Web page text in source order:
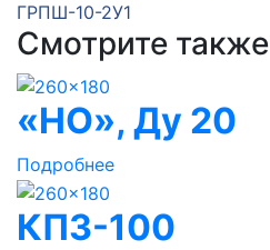
ГРПШ-10-2У1
Смотрите также
«НО», Ду 20
Подробнее
КПЗ-100